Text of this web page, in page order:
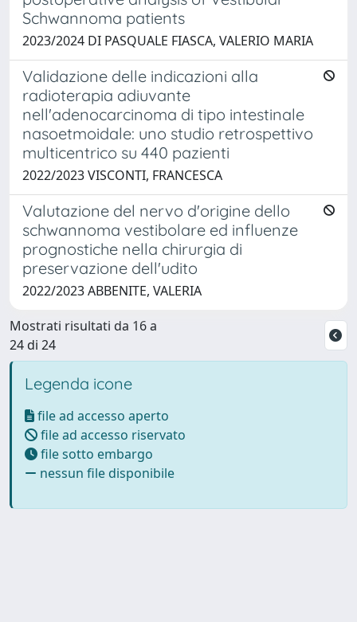
Schwannoma patients
2023/2024 DI PASQUALE FIASCA, VALERIO MARIA
Validazione delle indicazioni alla
radioterapia adiuvante
nell'adenocarcinoma di tipo intestinale
nasoetmoidale: uno studio retrospettivo
multicentrico su 440 pazienti
2022/2023 VISCONTI, FRANCESCA
Valutazione del nervo d'origine dello
schwannoma vestibolare ed influenze
prognostiche nella chirurgia di
preservazione dell'udito
2022/2023 ABBENITE, VALERIA
Mostrati risultati da 16 a
24 di 24
Legenda icone
file ad accesso aperto
file ad accesso riservato
file sotto embargo
nessun file disponibile